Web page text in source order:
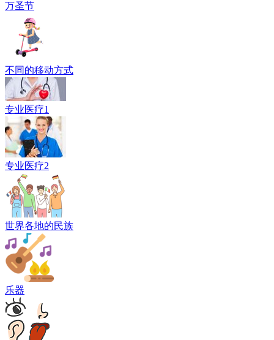
万圣节
不同的移动方式
专业医疗1
专业医疗2
世界各地的民族
乐器